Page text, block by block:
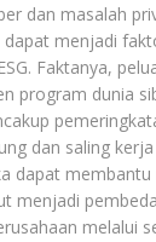
dan masalah
dapat menjadi
Faktanya,
program dunia
dan saling
dapat membantu
menjadi
melalui